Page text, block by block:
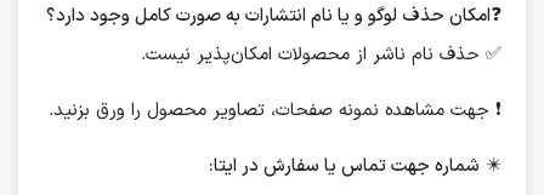
❓امکان حذف لوگو و یا نام انتشارات به صورت کامل وجود دارد؟
✅ حذف نام ناشر از محصولات امکان‌پذیر نیست.
❗️ جهت مشاهده نمونه صفحات، تصاویر محصول را ورق بزنید.
✴️ شماره جهت تماس یا سفارش در ایتا: